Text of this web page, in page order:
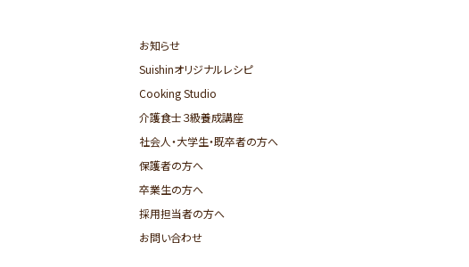
お知らせ
Suishinオリジナルレシピ
Cooking Studio
介護食士３級養成講座
社会人・大学生・既卒者の方へ
保護者の方へ
卒業生の方へ
採用担当者の方へ
お問い合わせ